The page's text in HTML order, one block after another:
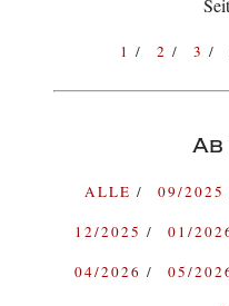
1 2 3
ALLE 09/2025
12/2025
01/
04/2026
05/